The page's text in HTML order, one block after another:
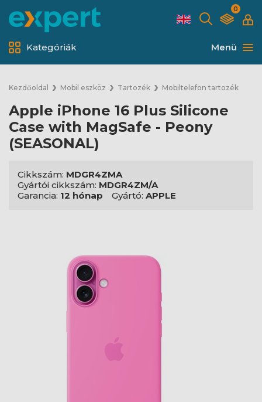
0
Menü
Kategóriák
Kezdőoldal Mobil eszköz Tartozék Mobiltelefon tartozék
Apple iPhone 16 Plus Silicone
Case with MagSafe - Peony
(SEASONAL)
Cikkszám: MDGR4ZMA
Gyártói cikkszám: MDGR4ZM/A
Garancia: 12 hónap Gyártó: APPLE